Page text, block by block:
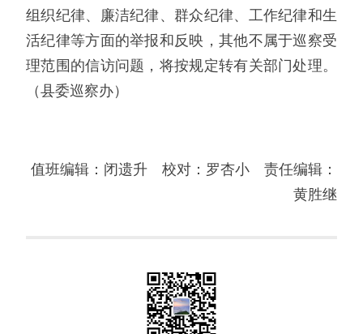
组织纪律、廉洁纪律、群众纪律、工作纪律和生
活纪律等方面的举报和反映，其他不属于巡察受
理范围的信访问题，将按规定转有关部门处理。
（县委巡察办）
值班编辑：闭遗升 校对：罗杏小 责任编辑：
黄胜继